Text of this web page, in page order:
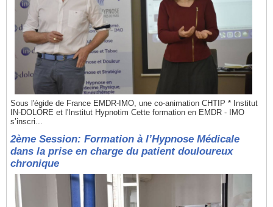
Sous l'égide de France EMDR-IMO, une co-animation CHTIP * Institut
IN-DOLORE et l'Institut Hypnotim Cette formation en EMDR - IMO
s’inscri...
2ème Session: Formation à l’Hypnose Médicale
dans la prise en charge du patient douloureux
chronique